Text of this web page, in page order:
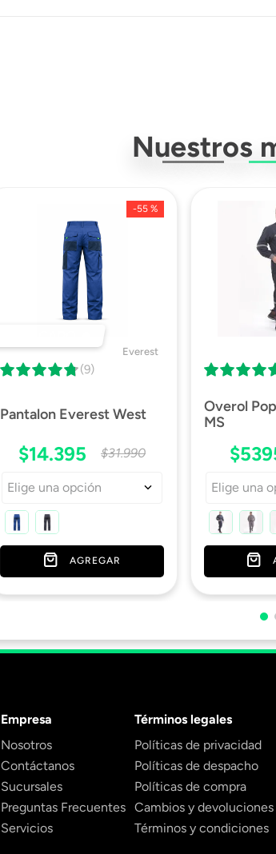
Nuestros
-55 %
Everest
(9)
Pantalon Everest West
$14.395 $31.990
Elige una opción
AGREGAR
Overol
MS
$
Elige una
Empresa
Nosotros
Contáctanos
Sucursales
Preguntas Frecuentes
Servicios
Términos legales
Políticas de privacidad
Políticas de despacho
Políticas de compra
Cambios y devoluciones
Términos y condiciones